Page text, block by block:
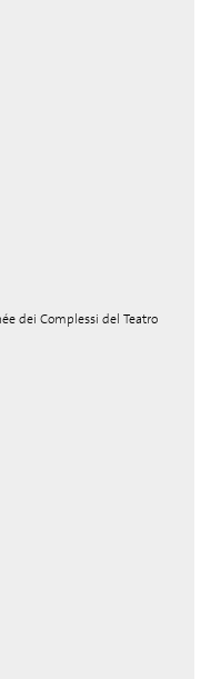
dei Complessi del Teatro